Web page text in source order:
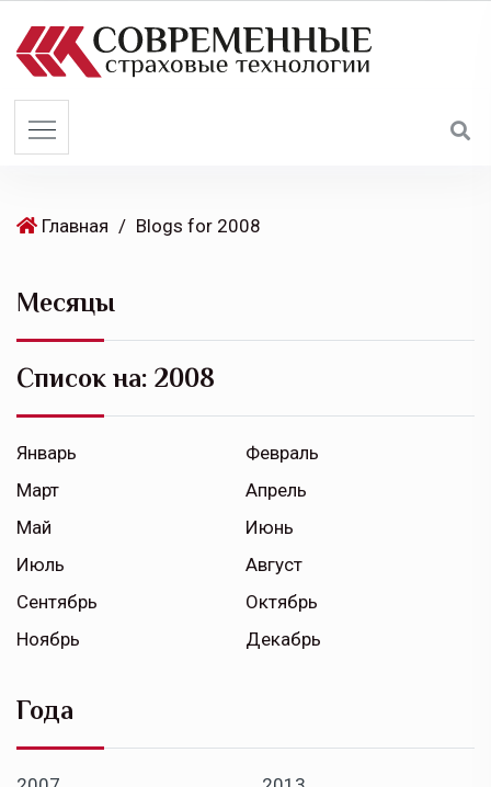
Главная / Blogs for 2008
Месяцы
Список на: 2008
Январь
Февраль
Март
Апрель
Май
Июнь
Июль
Август
Сентябрь
Октябрь
Ноябрь
Декабрь
Года